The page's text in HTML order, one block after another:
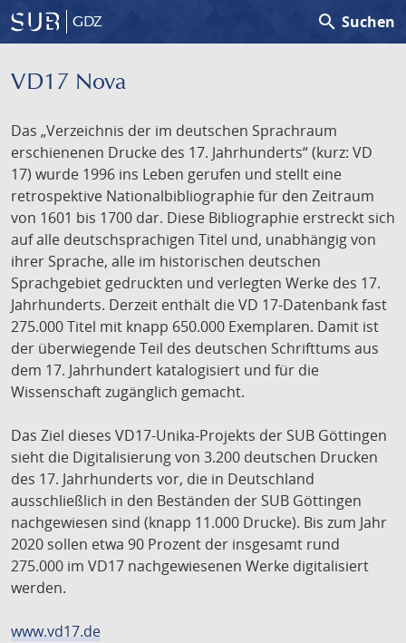
GDZ search Suchen
VD17 Nova
Das „Verzeichnis der im deutschen Sprachraum
erschienenen Drucke des 17. Jahrhunderts“ (kurz: VD
17) wurde 1996 ins Leben gerufen und stellt eine
retrospektive Nationalbibliographie für den Zeitraum
von 1601 bis 1700 dar. Diese Bibliographie erstreckt sich
auf alle deutschsprachigen Titel und, unabhängig von
ihrer Sprache, alle im historischen deutschen
Sprachgebiet gedruckten und verlegten Werke des 17.
Jahrhunderts. Derzeit enthält die VD 17-Datenbank fast
275.000 Titel mit knapp 650.000 Exemplaren. Damit ist
der überwiegende Teil des deutschen Schrifttums aus
dem 17. Jahrhundert katalogisiert und für die
Wissenschaft zugänglich gemacht.
Das Ziel dieses VD17-Unika-Projekts der SUB Göttingen
sieht die Digitalisierung von 3.200 deutschen Drucken
des 17. Jahrhunderts vor, die in Deutschland
ausschließlich in den Beständen der SUB Göttingen
nachgewiesen sind (knapp 11.000 Drucke). Bis zum Jahr
2020 sollen etwa 90 Prozent der insgesamt rund
275.000 im VD17 nachgewiesenen Werke digitalisiert
werden.
www.vd17.de